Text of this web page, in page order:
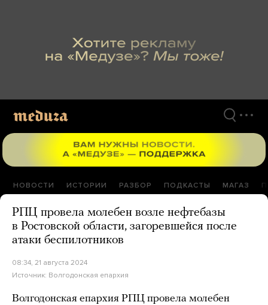
НОВОСТИ ИСТОРИИ РАЗБОР ПОДКАСТЫ МАГАЗ
РПЦ провела молебен возле нефтебазы
в Ростовской области, загоревшейся после
атаки беспилотников
08:34, 21 августа 2024
Источник: Волгодонская епархия
Волгодонская епархия РПЦ провела молебен